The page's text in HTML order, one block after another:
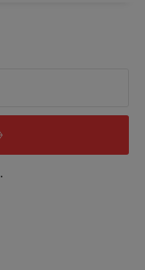
.